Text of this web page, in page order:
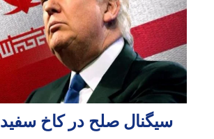
سیگنال صلح در کاخ سفید